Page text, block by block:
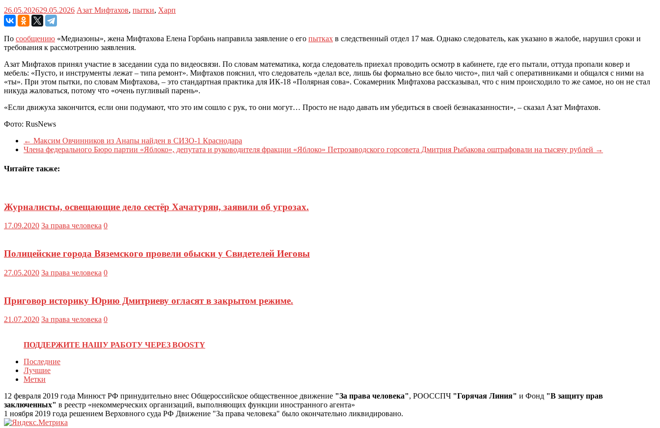
26.05.202629.05.2026 Азат Мифтахов, пытки, Харп
По сообщению «Медиазоны», жена Мифтахова Елена Горбань направила заявление о его пытках в следственный отдел 17 мая. Однако следователь, как указано в жалобе, нарушил сроки и
требования к рассмотрению заявления.
Азат Мифтахов принял участие в заседании суда по видеосвязи. По словам математика, когда следователь приехал проводить осмотр в кабинете, где его пытали, оттуда пропали ковер и
мебель: «Пусто, и инструменты лежат – типа ремонт». Мифтахов пояснил, что следователь «делал все, лишь бы формально все было чисто», пил чай с оперативниками и общался с ними на
«ты». При этом пытки, по словам Мифтахова, – это стандартная практика для ИК-18 «Полярная сова». Сокамерник Мифтахова рассказывал, что с ним происходило то же самое, но он не стал
никуда жаловаться, потому что «очень пугливый парень».
«Если движуха закончится, если они подумают, что это им сошло с рук, то они могут… Просто не надо давать им убедиться в своей безнаказанности», – сказал Азат Мифтахов.
Фото: RusNews
← Максим Овчинников из Анапы найден в СИЗО-1 Краснодара
Члена федерального Бюро партии «Яблоко», депутата и руководителя фракции «Яблоко» Петрозаводского горсовета Дмитрия Рыбакова оштрафовали на тысячу рублей →
Читайте также:
Журналисты, освещающие дело сестёр Хачатурян, заявили об угрозах.
17.09.2020 За права человека 0
Полицейские города Вяземского провели обыски у Свидетелей Иеговы
27.05.2020 За права человека 0
Приговор историку Юрию Дмитриеву огласят в закрытом режиме.
21.07.2020 За права человека 0
ПОДДЕРЖИТЕ НАШУ РАБОТУ ЧЕРЕЗ BOOSTY
Последние
Лучшие
Метки
12 февраля 2019 года Минюст РФ принудительно внес Общероссийское общественное движение "За права человека", РООССПЧ "Горячая Линия" и Фонд "В защиту прав
заключенных" в реестр «некоммерческих организаций, выполняющих функции иностранного агента»
1 ноября 2019 года решением Верховного суда РФ Движение "За права человека" было окончательно ликвидировано.